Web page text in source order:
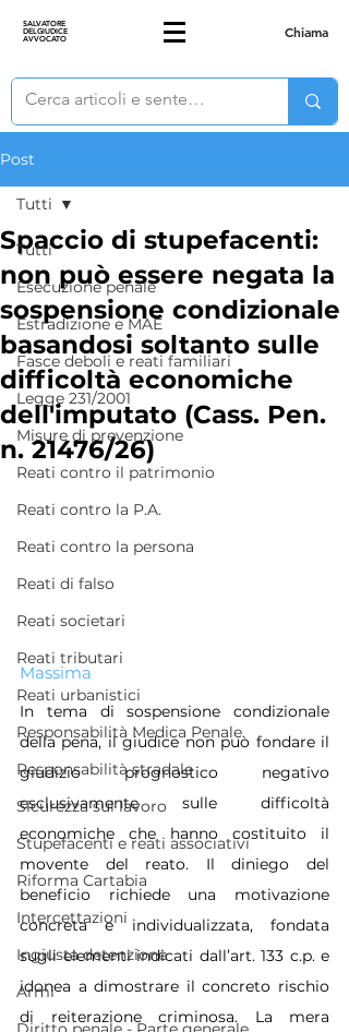
SALVATORE
DELGIUDICE
AVVOCATO Chiama
Post
Tutti
Esecuzione penale
Estradizione e MAE
Fasce deboli e reati familiari
Legge 231/2001
Misure di prevenzione
Reati contro il patrimonio
Reati contro la P.A.
Reati contro la persona
Reati di falso
Reati societari
Reati tributari
Reati urbanistici
Responsabilità Medica Penale
Responsabilità stradale
Sicurezza sul lavoro
Stupefacenti e reati associativi
Riforma Cartabia
Intercettazioni
Ingiusta detenzione
Armi
Tutti
Spaccio di stupefacenti:
non può essere negata la
sospensione condizionale
basandosi soltanto sulle
difficoltà economiche
dell'imputato (Cass. Pen.
n. 21476/26)
Massima
In tema di sospensione condizionale
della pena, il giudice non può fondare il
giudizio prognostico negativo
esclusivamente sulle difficoltà
economiche che hanno costituito il
movente del reato. Il diniego del
beneficio richiede una motivazione
concreta e individualizzata, fondata
sugli elementi indicati dall’art. 133 c.p. e
idonea a dimostrare il concreto rischio
di reiterazione criminosa. La mera